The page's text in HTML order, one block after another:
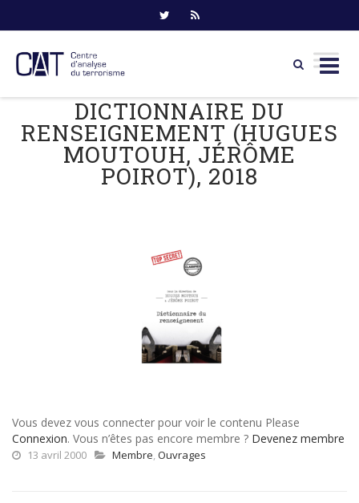
content
DICTIONNAIRE DU
RENSEIGNEMENT (HUGUES
MOUTOUH, JÉRÔME
POIROT), 2018
Vous devez vous connecter pour voir le contenu Please
Connexion. Vous n’êtes pas encore membre ? Devenez membre
13 avril 2000 Membre, Ouvrages